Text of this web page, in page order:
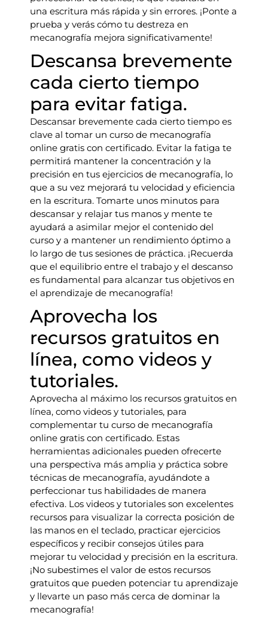
una escritura más rápida y sin errores. ¡Ponte a
prueba y verás cómo tu destreza en
mecanografía mejora significativamente!
Descansa brevemente
cada cierto tiempo
para evitar fatiga.
Descansar brevemente cada cierto tiempo es
clave al tomar un curso de mecanografía
online gratis con certificado. Evitar la fatiga te
permitirá mantener la concentración y la
precisión en tus ejercicios de mecanografía, lo
que a su vez mejorará tu velocidad y eficiencia
en la escritura. Tomarte unos minutos para
descansar y relajar tus manos y mente te
ayudará a asimilar mejor el contenido del
curso y a mantener un rendimiento óptimo a
lo largo de tus sesiones de práctica. ¡Recuerda
que el equilibrio entre el trabajo y el descanso
es fundamental para alcanzar tus objetivos en
el aprendizaje de mecanografía!
Aprovecha los
recursos gratuitos en
línea, como videos y
tutoriales.
Aprovecha al máximo los recursos gratuitos en
línea, como videos y tutoriales, para
complementar tu curso de mecanografía
online gratis con certificado. Estas
herramientas adicionales pueden ofrecerte
una perspectiva más amplia y práctica sobre
técnicas de mecanografía, ayudándote a
perfeccionar tus habilidades de manera
efectiva. Los videos y tutoriales son excelentes
recursos para visualizar la correcta posición de
las manos en el teclado, practicar ejercicios
específicos y recibir consejos útiles para
mejorar tu velocidad y precisión en la escritura.
¡No subestimes el valor de estos recursos
gratuitos que pueden potenciar tu aprendizaje
y llevarte un paso más cerca de dominar la
mecanografía!